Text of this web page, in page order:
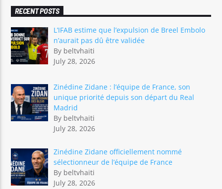
RECENT POSTS
L’IFAB estime que l’expulsion de Breel Embolo
n’aurait pas dû être validée
By beltvhaiti
July 28, 2026
Zinédine Zidane : l’équipe de France, son
unique priorité depuis son départ du Real
Madrid
By beltvhaiti
July 28, 2026
Zinédine Zidane officiellement nommé
sélectionneur de l’équipe de France
By beltvhaiti
July 28, 2026